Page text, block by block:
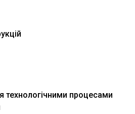
технологічними процесами